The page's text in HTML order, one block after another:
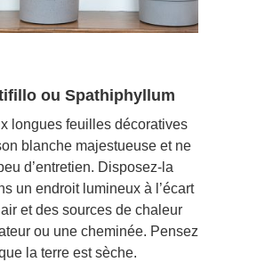
ou Spathiphyllum
longues feuilles décoratives
blanche majestueuse et ne
d’entretien. Disposez-la
un endroit lumineux à l’écart
et des sources de chaleur
ou une cheminée. Pensez
la terre est sèche.